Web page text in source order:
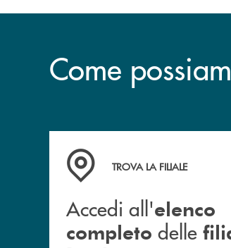
Come
Accedi all' elenco completo
TROVA LA FILIALE
Accedi all'elenco
completo delle